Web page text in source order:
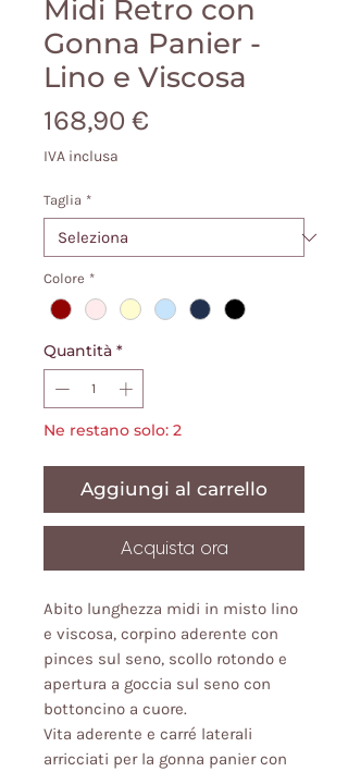
Midi Retro con
Gonna Panier -
Lino e Viscosa
168,90 €
IVA inclusa
Taglia *
Colore *
Quantità *
Ne restano solo: 2
Aggiungi al carrello
Acquista ora
Abito lunghezza midi in misto lino
e viscosa, corpino aderente con
pinces sul seno, scollo rotondo e
apertura a goccia sul seno con
bottoncino a cuore.
Vita aderente e carré laterali
arricciati per la gonna panier con